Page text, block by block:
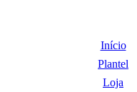
Início
Plantel
Loja